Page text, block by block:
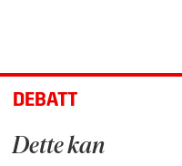
DEBATT
Dette kan